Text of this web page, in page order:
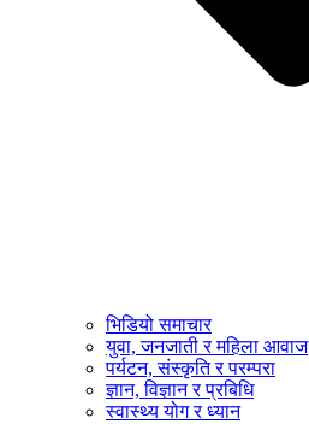
भिडियो समाचार
युवा, जनजाती र महिला आवाज
पर्यटन, संस्कृति र परम्परा
ज्ञान, विज्ञान र प्रबिधि
स्वास्थ्य योग र ध्यान